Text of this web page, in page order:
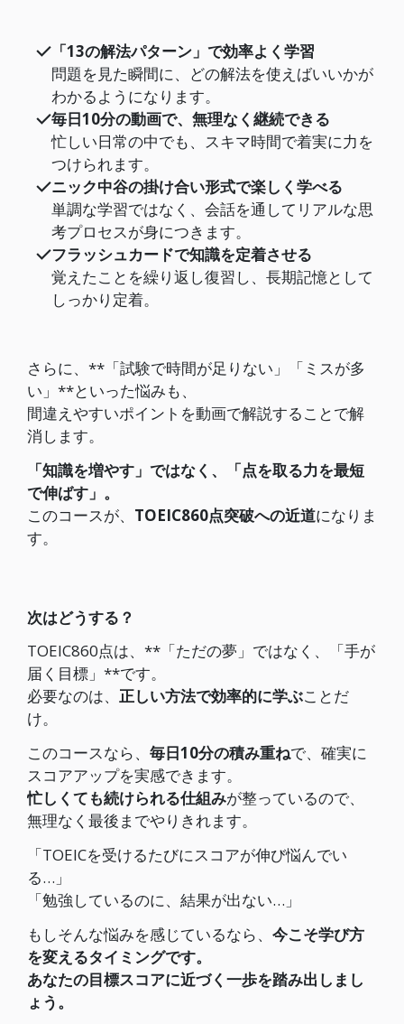
「13の解法パターン」で効率よく学習
問題を見た瞬間に、どの解法を使えばいいかが
わかるようになります。
毎日10分の動画で、無理なく継続できる
忙しい日常の中でも、スキマ時間で着実に力を
つけられます。
ニック中谷の掛け合い形式で楽しく学べる
単調な学習ではなく、会話を通してリアルな思
考プロセスが身につきます。
フラッシュカードで知識を定着させる
覚えたことを繰り返し復習し、長期記憶として
しっかり定着。
さらに、**「試験で時間が足りない」「ミスが多
い」**といった悩みも、
間違えやすいポイントを動画で解説することで解
消します。
「知識を増やす」ではなく、「点を取る力を最短
で伸ばす」。
このコースが、 TOEIC860点突破への近道になりま
す。
次はどうする？
TOEIC860点は、**「ただの夢」ではなく、「手が
届く目標」**です。
必要なのは、 正しい方法で効率的に学ぶことだ
け。
このコースなら、 毎日10分の積み重ねで、確実に
スコアアップを実感できます。
忙しくても続けられる仕組みが整っているので、
無理なく最後までやりきれます。
「TOEICを受けるたびにスコアが伸び悩んでい
る…」
「勉強しているのに、結果が出ない…」
もしそんな悩みを感じているなら、 今こそ学び方
を変えるタイミングです。
あなたの目標スコアに近づく一歩を踏み出しまし
ょう。